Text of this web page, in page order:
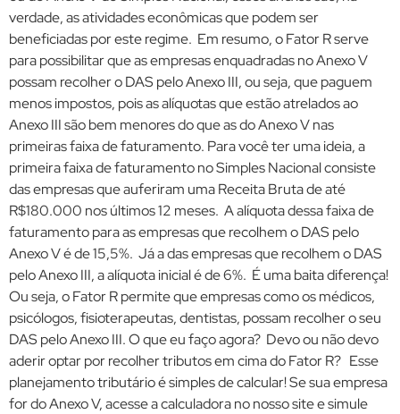
verdade, as atividades econômicas que podem ser
beneficiadas por este regime. Em resumo, o Fator R serve
para possibilitar que as empresas enquadradas no Anexo V
possam recolher o DAS pelo Anexo III, ou seja, que paguem
menos impostos, pois as alíquotas que estão atrelados ao
Anexo III são bem menores do que as do Anexo V nas
primeiras faixa de faturamento. Para você ter uma ideia, a
primeira faixa de faturamento no Simples Nacional consiste
das empresas que auferiram uma Receita Bruta de até
R$180.000 nos últimos 12 meses. A alíquota dessa faixa de
faturamento para as empresas que recolhem o DAS pelo
Anexo V é de 15,5%. Já a das empresas que recolhem o DAS
pelo Anexo III, a alíquota inicial é de 6%. É uma baita diferença!
Ou seja, o Fator R permite que empresas como os médicos,
psicólogos, fisioterapeutas, dentistas, possam recolher o seu
DAS pelo Anexo III. O que eu faço agora? Devo ou não devo
aderir optar por recolher tributos em cima do Fator R? Esse
planejamento tributário é simples de calcular! Se sua empresa
for do Anexo V, acesse a calculadora no nosso site e simule